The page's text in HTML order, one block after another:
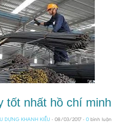
tốt nhất hồ chí minh
DỰNG KHANH KIỀU - 08/03/2017 - 0 bình luận